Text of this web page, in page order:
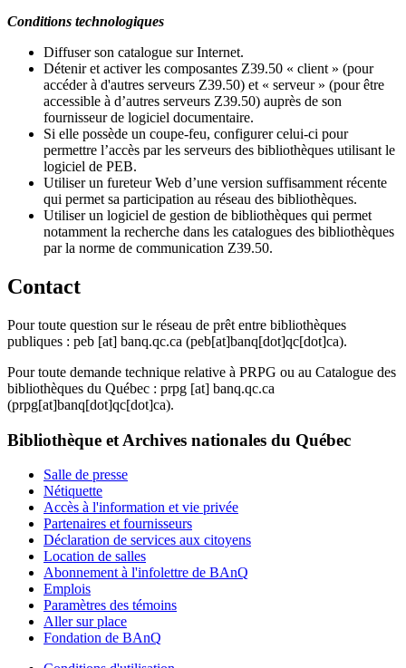
Conditions technologiques
Diffuser son catalogue sur Internet.
Détenir et activer les composantes Z39.50 « client » (pour
accéder à d'autres serveurs Z39.50) et « serveur » (pour être
accessible à d’autres serveurs Z39.50) auprès de son
fournisseur de logiciel documentaire.
Si elle possède un coupe-feu, configurer celui-ci pour
permettre l’accès par les serveurs des bibliothèques utilisant le
logiciel de PEB.
Utiliser un fureteur Web d’une version suffisamment récente
qui permet sa participation au réseau des bibliothèques.
Utiliser un logiciel de gestion de bibliothèques qui permet
notamment la recherche dans les catalogues des bibliothèques
par la norme de communication Z39.50.
Contact
Pour toute question sur le réseau de prêt entre bibliothèques
publiques : peb [at] banq.qc.ca (peb[at]banq[dot]qc[dot]ca).
Pour toute demande technique relative à PRPG ou au Catalogue des
bibliothèques du Québec : prpg [at] banq.qc.ca
(prpg[at]banq[dot]qc[dot]ca).
Bibliothèque et Archives nationales du Québec
Salle de presse
Nétiquette
Accès à l'information et vie privée
Partenaires et fournisseurs
Déclaration de services aux citoyens
Location de salles
Abonnement à l'infolettre de BAnQ
Emplois
Paramètres des témoins
Aller sur place
Fondation de BAnQ